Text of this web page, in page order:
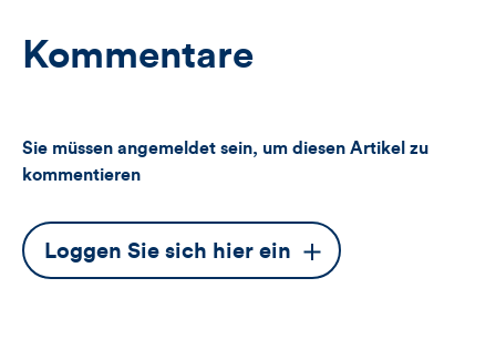
Kommentare
Sie müssen angemeldet sein, um diesen Artikel zu
kommentieren
Dieser
Button
Loggen Sie sich hier ein